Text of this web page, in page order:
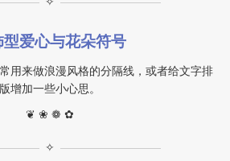
爱心与花朵符号
用来做浪漫风格的分隔线，或者给文字排
版增加一些小心思。
❦ ❀ ❁ ✿
✧